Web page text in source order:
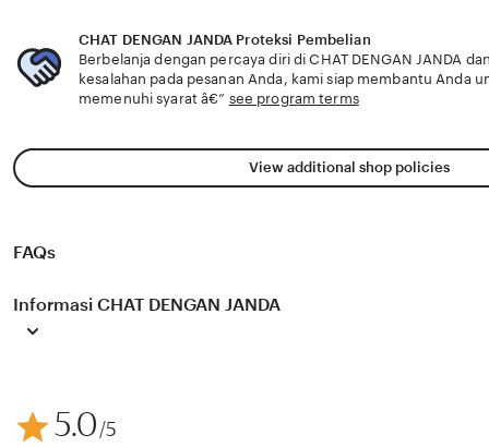
CHAT DENGAN JANDA Proteksi Pembelian
Berbelanja dengan percaya diri di CHAT DENGAN JANDA
kesalahan pada pesanan Anda, kami siap membantu Anda
memenuhi syarat â€” see program terms
View additional shop policies
FAQs
Informasi CHAT DENGAN JANDA
5.0/5